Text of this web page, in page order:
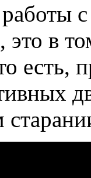
это в
есть,